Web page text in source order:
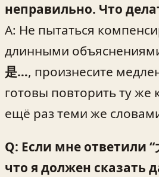
неправильно. Что
A: Не пытаться
длинными
是…, произнесите
готовы повторить ту же
ещё раз теми же
Q: Если мне ответили “
что я должен сказать